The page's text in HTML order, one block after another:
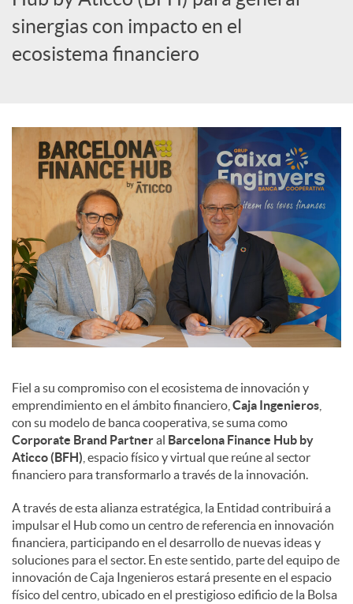
a
s
sinergias con impacto en el
ecosistema financiero
Fiel a su compromiso con el ecosistema de innovación y
emprendimiento en el ámbito financiero, Caja Ingenieros
con su modelo de banca cooperativa, se suma como
Corporate Brand Partneral Barcelona Finance Hub by
Aticco (BFH) , espacio físico y virtual que reúne al sector
financiero para transformarlo a través de la innovación.
A través de esta alianza estratégica, la Entidad contribuirá a
impulsar el Hub como un centro de referencia en innovación
financiera, participando en el desarrollo de nuevas ideas y
soluciones para el sector. En este sentido, parte del equipo de
innovación de Caja Ingenieros estará presente en el espacio
físico del centro, ubicado en el prestigioso edificio de la Bolsa